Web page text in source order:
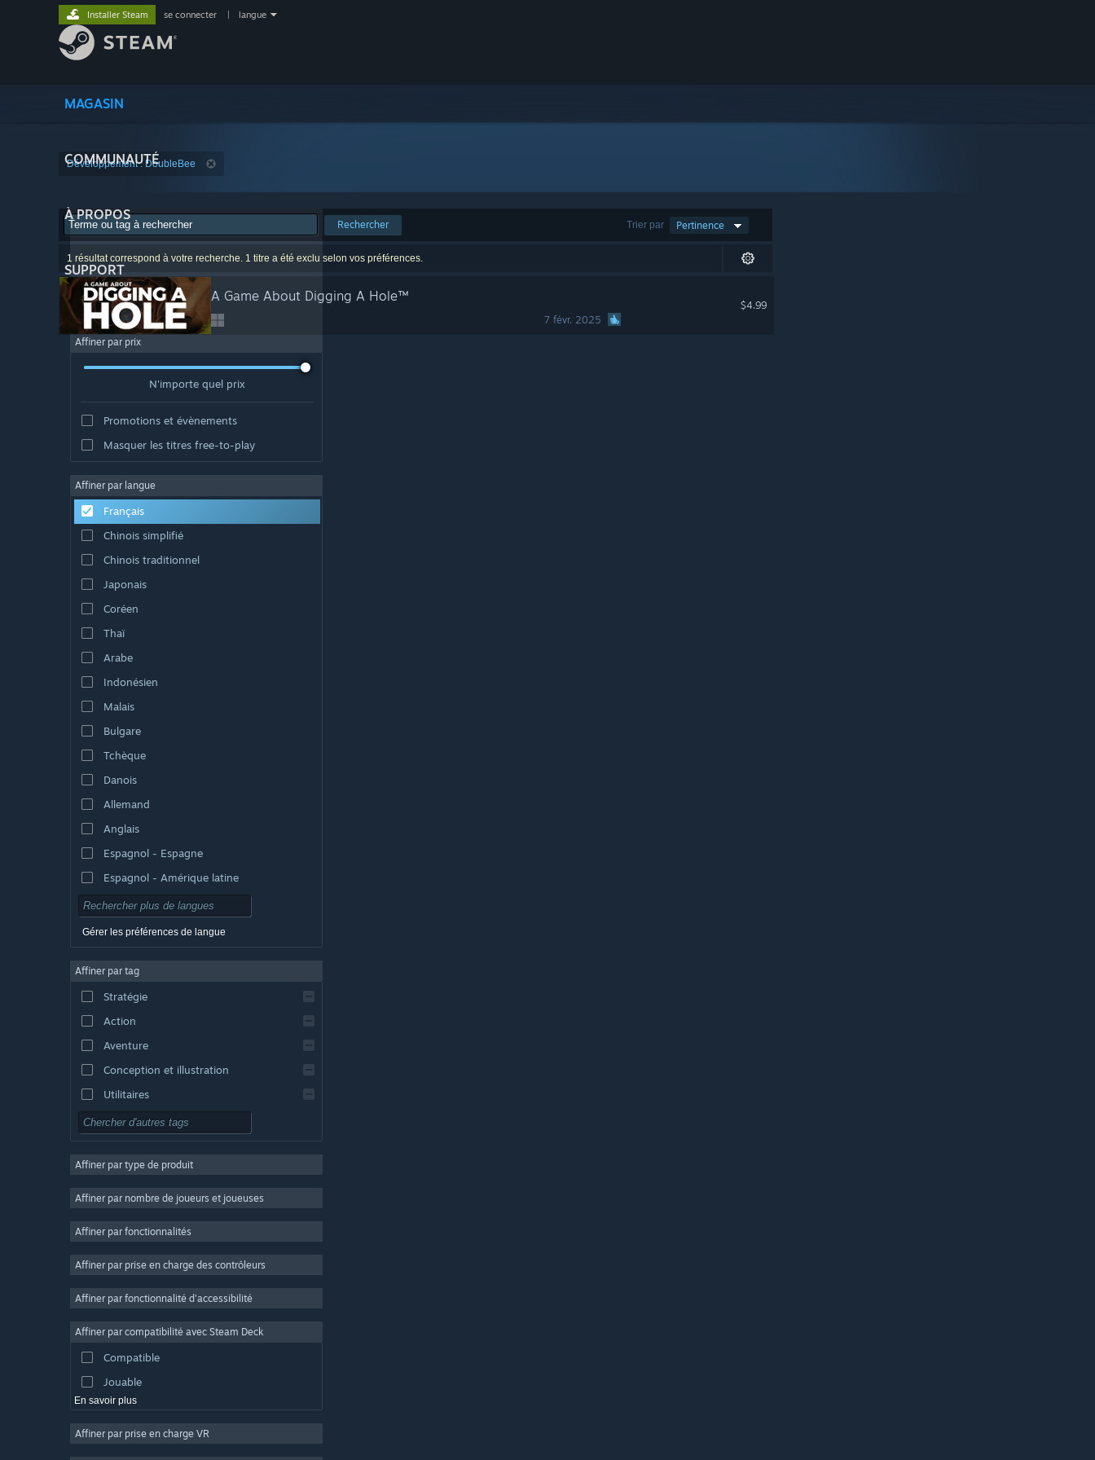
MAGASIN
COMMUNAUTÉ
À PROPOS
SUPPORT
Installer Steam se connecter langue
Développement : DoubleBee
Trier par Pertinence
Rechercher
1 résultat correspond à votre recherche. 1 titre a été exclu selon vos préférences.
A Game About Digging A Hole™
7 févr. 2025
$4.99
Affiner par prix
N'importe quel prix
Promotions et évènements
Masquer les titres free-to-play
Affiner par langue
Français
Chinois simplifié
Chinois traditionnel
Japonais
Coréen
Thaï
Arabe
Indonésien
Malais
Bulgare
Tchèque
Danois
Allemand
Anglais
Espagnol - Espagne
Espagnol - Amérique latine
Gérer les préférences de langue
Affiner par tag
Stratégie
Action
Aventure
Conception et illustration
Utilitaires
Free-to-play
Massivement multijoueur
Indépendant
Casual
Simulation
Production vidéo
Retouche photo
Affiner par type de produit
Affiner par nombre de joueurs et joueuses
Affiner par fonctionnalités
Affiner par prise en charge des contrôleurs
Affiner par fonctionnalité d'accessibilité
Affiner par compatibilité avec Steam Deck
Compatible
Jouable
En savoir plus
Affiner par prise en charge VR